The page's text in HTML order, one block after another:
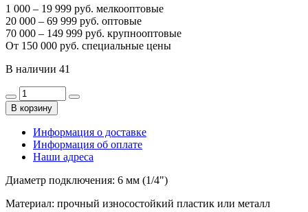
1 000 – 19 999 руб. мелкооптовые
20 000 – 69 999 руб. оптовые
70 000 – 149 999 руб. крупнооптовые
От 150 000 руб. специальные цены
В наличии 41
В корзину
Информация о доставке
Информация об оплате
Наши адреса
Диаметр подключения: 6 мм (1/4")
Материал: прочный износостойкий пластик или металл